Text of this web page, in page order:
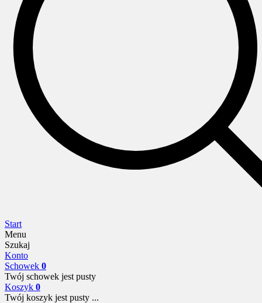
Start
Menu
Szukaj
Konto
Schowek 0
Twój schowek jest pusty
Koszyk 0
Twój koszyk jest pusty ...